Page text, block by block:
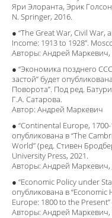
Яри Элоранта, Эрик
N. Springer, 2016.
● “The Great War, Civil War,
Income: 1913 to 1928”.
Авторы: Андрей
● “Экономика позднего
застой” будет
Поворота”. Под ред.
Г.А. Сатарова.
Автор: Андрей Маркевич
● “Continental Europe,
опубликована в “The
World” (ред. Стивен
University Press, 2021.
Авторы: Андрей
● “Economic Policy under
опубликована в “Economic
Europe: 1800 to the
Авторы: Андрей Маркевич,